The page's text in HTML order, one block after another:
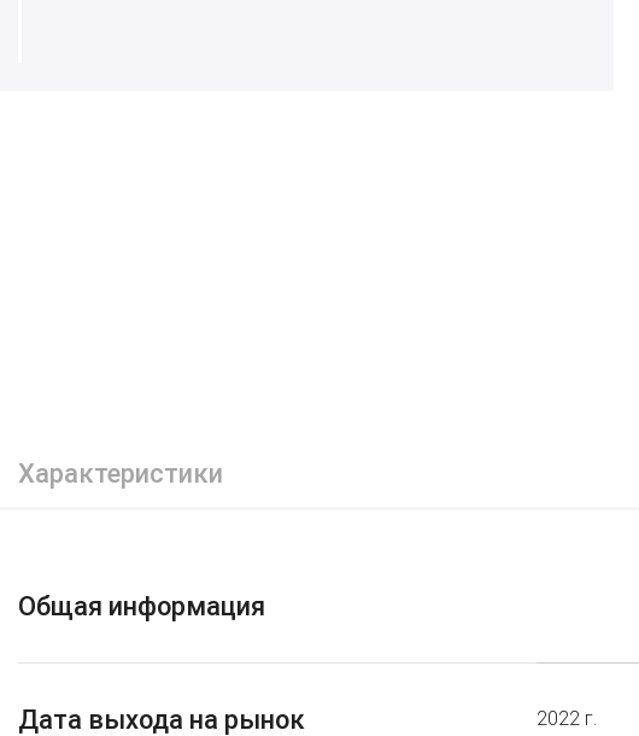
Характеристики
Общая информация
Дата выхода на рынок 2022 г.